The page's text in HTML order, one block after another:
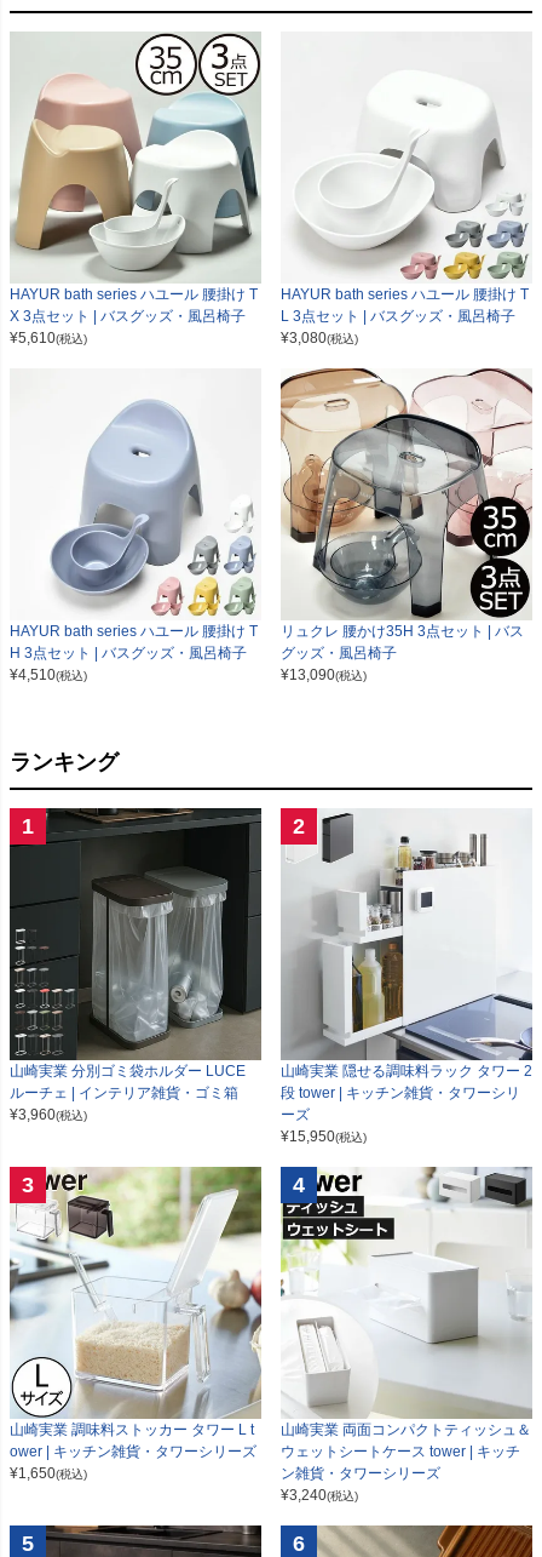
HAYUR bath series ハユール 腰掛け T
X 3点セット | バスグッズ・風呂椅子
¥5,610(税込)
HAYUR bath series ハユール 腰掛け T
L 3点セット | バスグッズ・風呂椅子
¥3,080(税込)
HAYUR bath series ハユール 腰掛け T
H 3点セット | バスグッズ・風呂椅子
¥4,510(税込)
リュクレ 腰かけ35H 3点セット | バス
グッズ・風呂椅子
¥13,090(税込)
ランキング
1
山崎実業 分別ゴミ袋ホルダー LUCE
ルーチェ | インテリア雑貨・ゴミ箱
¥3,960(税込)
2
山崎実業 隠せる調味料ラック タワー 2
段 tower | キッチン雑貨・タワーシリ
ーズ
¥15,950(税込)
3
山崎実業 調味料ストッカー タワー L t
ower | キッチン雑貨・タワーシリーズ
¥1,650(税込)
4
山崎実業 両面コンパクトティッシュ＆
ウェットシートケース tower | キッチ
ン雑貨・タワーシリーズ
¥3,240(税込)
5 6